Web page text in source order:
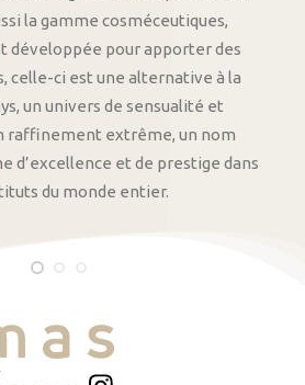
la gamme cosméceutiques,
développée pour apporter des
celle-ci est une alternative à la
un univers de sensualité et
raffinement extrême, un nom
d’excellence et de prestige dans
du monde entier.